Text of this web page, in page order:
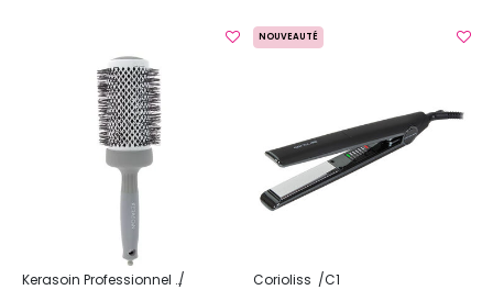
Kerasoin Professionnel Matériel Coiffure Brosse à brushing
NOUVEAUTÉ
Corioliss C1